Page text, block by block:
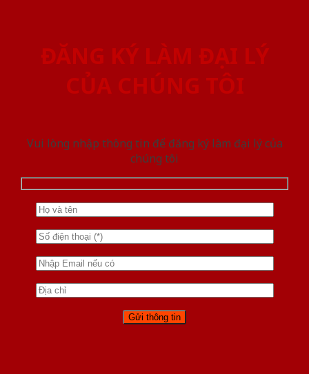
ĐĂNG KÝ LÀM ĐẠI LÝ
CỦA CHÚNG TÔI
Vui lòng nhập thông tin để đăng ký làm đại lý của
chúng tôi